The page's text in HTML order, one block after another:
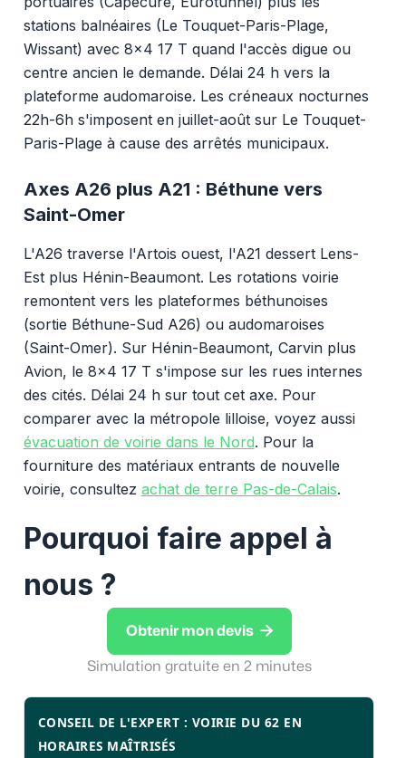
stations balnéaires (Le Touquet-Paris-Plage,
Wissant) avec 8x4 17 T quand l'accès digue ou
centre ancien le demande. Délai 24 h vers la
plateforme audomaroise. Les créneaux nocturnes
22h-6h s'imposent en juillet-août sur Le Touquet-
Paris-Plage à cause des arrêtés municipaux.
Axes A26 plus A21 : Béthune vers
Saint-Omer
L'A26 traverse l'Artois ouest, l'A21 dessert Lens-
Est plus Hénin-Beaumont. Les rotations voirie
remontent vers les plateformes béthunoises
(sortie Béthune-Sud A26) ou audomaroises
(Saint-Omer). Sur Hénin-Beaumont, Carvin plus
Avion, le 8x4 17 T s'impose sur les rues internes
des cités. Délai 24 h sur tout cet axe. Pour
comparer avec la métropole lilloise, voyez aussi
évacuation de voirie dans le Nord. Pour la
fourniture des matériaux entrants de nouvelle
voirie, consultez achat de terre Pas-de-Calais.
Pourquoi faire appel à
nous ?
Obtenir mon devis 
Simulation gratuite en 2 minutes
CONSEIL DE L'EXPERT : VOIRIE DU 62 EN
HORAIRES MAÎTRISÉS